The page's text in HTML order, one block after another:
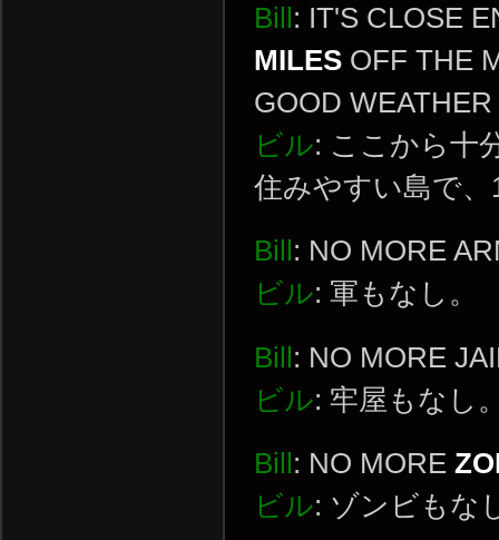
Bill : IT'S CLOSE
MILES OFF THE
GOOD
ビル: ここから十
住みやすい島で
Bill : NO MORE
ビル: 軍もなし。
Bill : NO MORE
ビル: 牢屋もなし
Bill : NO MORE
ビル: ゾンビもな